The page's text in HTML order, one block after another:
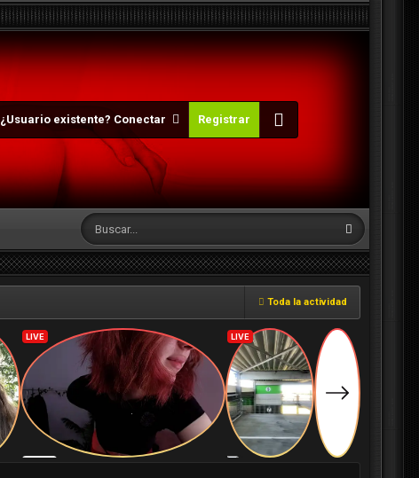
¿Usuario existente? Conectar Registrar
Toda la actividad